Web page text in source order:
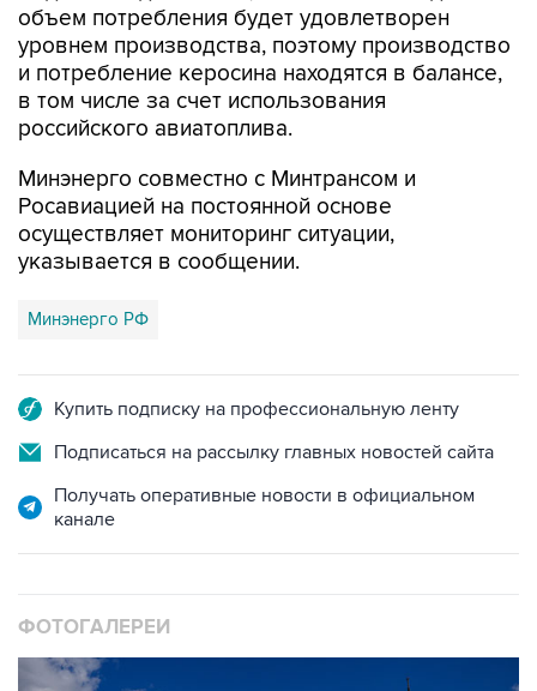
и потребление керосина находятся в балансе,
в том числе за счет использования
российского авиатоплива.
Минэнерго совместно с Минтрансом и
осуществляет мониторинг ситуации,
указывается в сообщении.
Минэнерго РФ
Подписаться на рассылку главных новостей сайта
Получать оперативные новости в официальном